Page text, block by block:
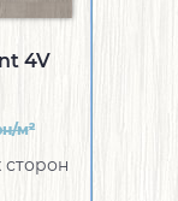
4V
м2
сторон